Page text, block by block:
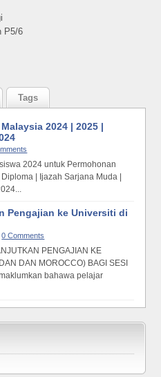
P5/6
Tags
2024 | 2025 |
2024 untuk Permohonan
| Ijazah Sarjana Muda |
Pengajian ke Universiti di
0 Comments
PENGAJIAN KE
DAN MOROCCO) BAGI SESI
bahawa pelajar